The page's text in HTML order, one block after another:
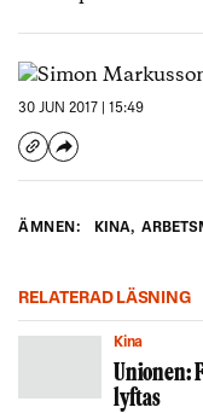
30 JUN 2017 | 15:49
ÄMNEN: KINA,
RELATERAD LÄSNING
Kina
Unionen:
lyftas